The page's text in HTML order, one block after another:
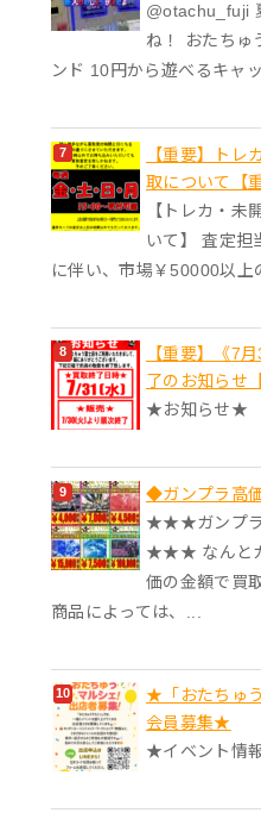
@otachu_fuji
ね！ おたちゅ
ンド 10円から遊べるキャ
【重要】トレ
取について【
【トレカ・未
いて】 査定担
に伴い、市場￥50000以上
【重要】《7
了のお知らせ
★お知らせ★
◆ガンプラ高
★★★ガンプラ
★★★ なんと
価の金額で買
商品によっては、...
★「おたちゅ
会員募集★
★イベント情